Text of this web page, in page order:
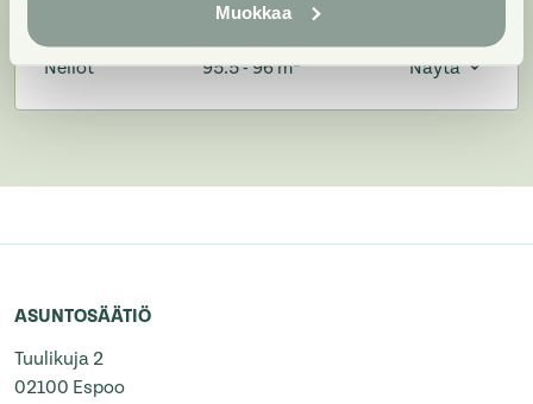
Muokkaa
Neliöt 95.5 - 96 m2 Näytä
ASUNTOSÄÄTIÖ
Tuulikuja 2
02100 Espoo